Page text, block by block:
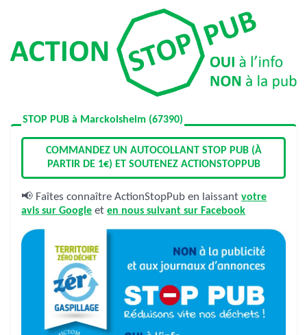
STOP PUB à Marckolsheim (67390)
COMMANDEZ UN AUTOCOLLANT STOP PUB (À
PARTIR DE 1€) ET SOUTENEZ ACTIONSTOPPUB
📢 Faîtes connaître ActionStopPub en laissantvotre
avis sur Google eten nous suivant sur Facebook